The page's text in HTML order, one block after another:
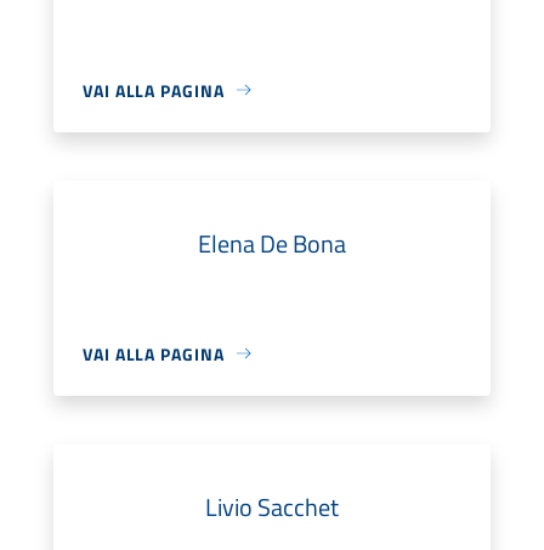
VAI ALLA PAGINA
Elena De Bona
VAI ALLA PAGINA
Livio Sacchet